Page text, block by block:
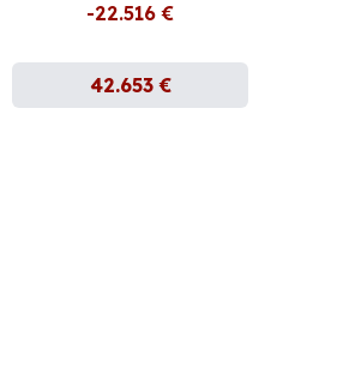
-22.516 €
42.653 €